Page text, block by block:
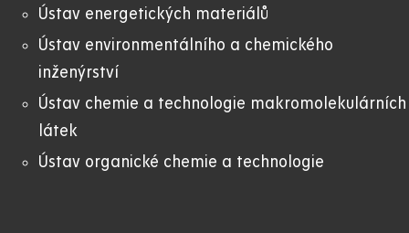
Ústav energetických materiálů
Ústav environmentálního a chemického
inženýrství
Ústav chemie a technologie makromolekulárních
látek
Ústav organické chemie a technologie